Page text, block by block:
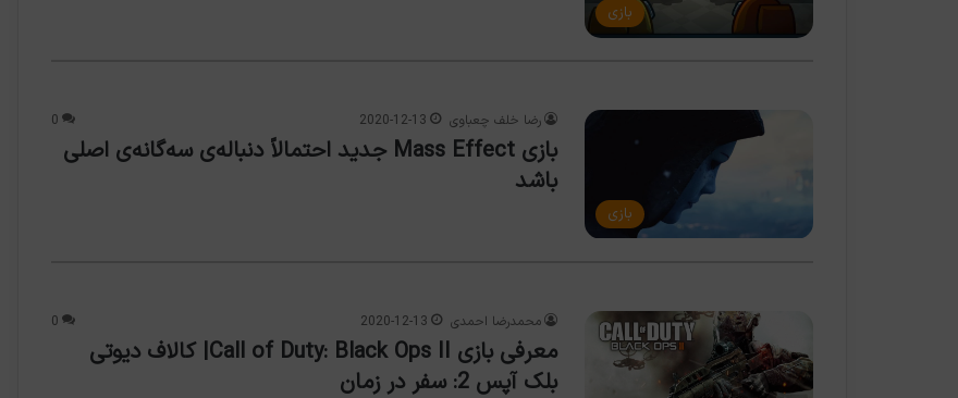
بازی
بازی
رضا خلف چعباوی 2020-12-13
0
بازی Mass Effect جدید احتمالاً دنباله‌ی سه‌گانه‌ی اصلی
باشد
محمدرضا احمدی 2020-12-13
0
معرفی بازی Call of Duty: Black Ops II| کالاف دیوتی
بلک آپس 2: سفر در زمان